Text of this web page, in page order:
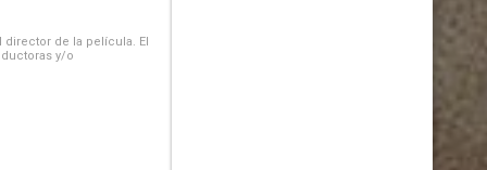
de la película. El
y/o